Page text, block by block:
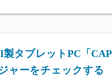
製タブレットPC「
ャーをチェックする